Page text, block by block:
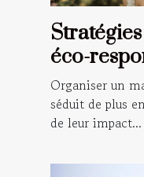
éco-
et
Organiser un
séduit de plus
de leur impact...